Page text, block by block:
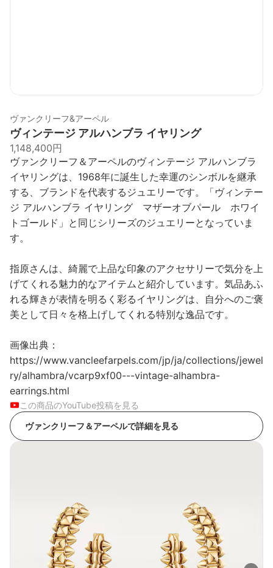
ヴァンクリーフ&アーペル
ヴィンテージ アルハンブラ イヤリング
1,148,400円
ヴァンクリーフ＆アーペルのヴィンテージ アルハンブラ
イヤリングは、1968年に誕生した幸運のシンボルを継承
する、ブランドを代表するジュエリーです。「ヴィンテー
ジ アルハンブラ イヤリング マザーオブパール ホワイ
トゴールド」と同じシリーズのジュエリーとなっていま
す。
指原さんは、綺麗で上品な印象のアクセサリーで気分を上
げてくれる魅力的なアイテムと紹介しています。気品あふ
れる輝きが表情を明るく彩るイヤリングは、自分へのご褒
美として日々を格上げしてくれる特別な逸品です。
画像出典：
https://www.vancleefarpels.com/jp/ja/collections/jewel
ry/alhambra/vcarp9xf00---vintage-alhambra-
earrings.html
この商品のYouTube投稿を見る
ヴァンクリーフ＆アーペルで詳細を見る